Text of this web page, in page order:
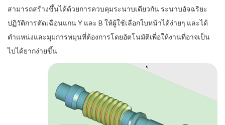
สามารถสร้างขึ้นได้ด้วยการควบคุมระนาบเดียวกัน ระนาบอัจฉริยะ
ปฏิวัติการตัดเฉือนแกน Y และ B ให้ผู้ใช้เลือกใบหน้าได้ง่ายๆ และได้
ตำแหน่งและมุมการหมุนที่ต้องการโดยอัตโนมัติเพื่อให้งานที่อาจเป็น
ไปได้ยากง่ายขึ้น